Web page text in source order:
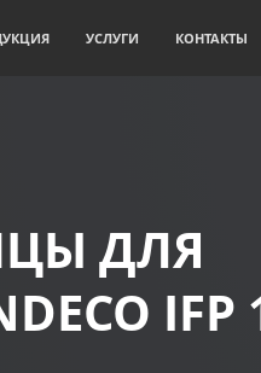
УСЛУГИ КОНТАКТЫ
ДЛЯ
IFP